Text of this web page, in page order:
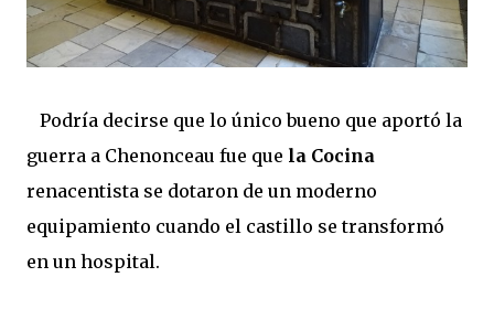
Podría decirse que lo único bueno que aportó la
guerra a Chenonceau fue que la Cocina
renacentista se dotaron de un moderno
equipamiento cuando el castillo se transformó
en un hospital.